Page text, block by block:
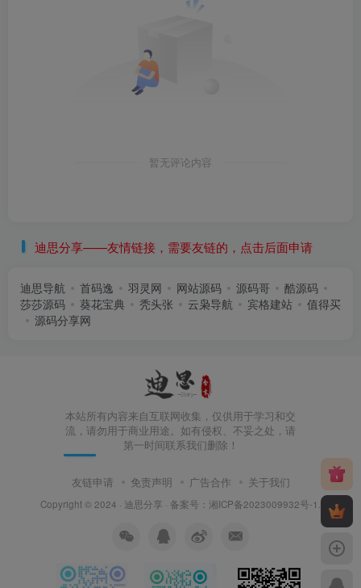
暂无评论内容
迪思分享——友情链接，需要友链的，点击后面申请
迪思导航 首码逸 羽灵网 网站源码 源码哥
酷源码
莎莎源码
葵花宝典 秃头张 云枭导航 宾格建站
值得买
源码分享网
本站所有内容来自互联网收集，仅供用于学习和交
流，请勿用于商业用途。如有侵权、不妥之处，请
第一时间联系我们删除！
友链申请 免责声明 广告合作 关于我们
Copyright © 2024 · 迪思分享 · 备案号： 湘ICP备2023009932号-1